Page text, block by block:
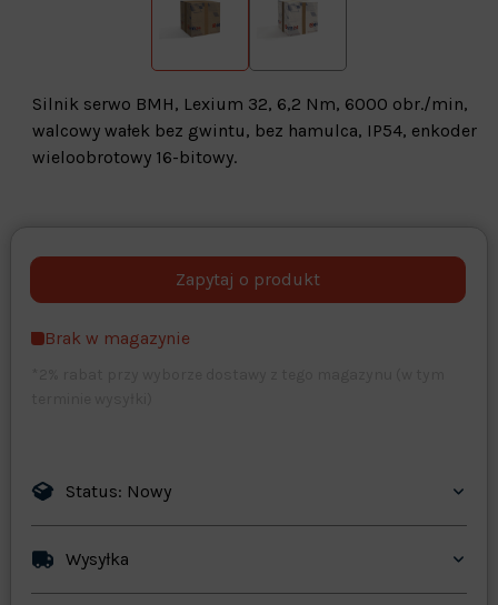
Silnik serwo BMH, Lexium 32, 6,2 Nm, 6000 obr./min,
walcowy wałek bez gwintu, bez hamulca, IP54, enkoder
wieloobrotowy 16-bitowy.
opcjonalne Maks. 250 znaków
Brak w magazynie
Status: Nowy
Wysyłka